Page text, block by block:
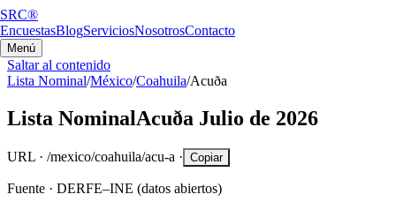
SRC®
EncuestasBlogServiciosNosotrosContacto
Menú
Saltar al contenido
Lista Nominal/México/Coahuila/Acuða
Lista NominalAcuða Julio de 2026
URL · /mexico/coahuila/acu-a · Copiar
Fuente · DERFE–INE (datos abiertos)